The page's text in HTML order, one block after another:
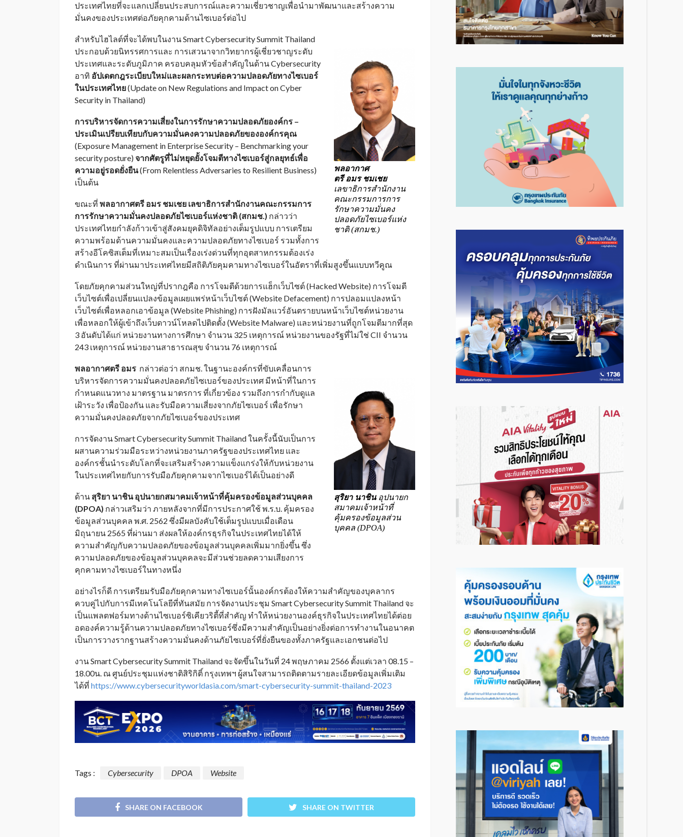
ประเทศไทยที่จะแลกเปลี่ยนประสบการณ์และความเชี่ยวชาญเพื่อนำมาพัฒนาและสร้างความ
มั่นคงของประเทศต่อภัยคุกคามด้านไซเบอร์ต่อไป
พลอากาศ
ตรี อมร ชมเชย
เลขาธิการสำนักงาน
คณะกรรมการการ
รักษาความมั่นคง
ปลอดภัยไซเบอร์แห่ง
ชาติ (สกมช.)
สำหรับไฮไลต์ที่จะได้พบในงาน Smart Cybersecurity Summit Thailand
ประกอบด้วยนิทรรศการและ การเสวนาจากวิทยากรผู้เชี่ยวชาญระดับ
ประเทศและระดับภูมิภาค ครอบคลุมหัวข้อสำคัญในด้าน Cybersecurity
อาทิ อัปเดตกฎระเบียบใหม่และผลกระทบต่อความปลอดภัยทางไซเบอร์
ในประเทศไทย(Update on New Regulations and Impact on Cyber
Security in Thailand)
การบริหารจัดการความเสี่ยงในการรักษาความปลอดภัยองค์กร –
ประเมินเปรียบเทียบกับความมั่นคงความปลอดภัยขององค์กรคุณ
(Exposure Management in Enterprise Security – Benchmarking your
security posture) จากศัตรูที่ไม่หยุดยั้งโจมตีทางไซเบอร์สู่กลยุทธ์เพื่อ
ความอยู่รอดยั่งยืน(From Relentless Adversaries to Resilient Business)
เป็นต้น
ขณะที่ พลอากาศตรี อมร ชมเชย เลขาธิการสำนักงานคณะกรรมการ
การรักษาความมั่นคงปลอดภัยไซเบอร์แห่งชาติ (สกมช.) กล่าวว่า
ประเทศไทยกำลังก้าวเข้าสู่สังคมยุคดิจิทัลอย่างเต็มรูปแบบ การเตรียม
ความพร้อมด้านความมั่นคงและความปลอดภัยทางไซเบอร์ รวมทั้งการ
สร้างอีโคซิสเต็มที่เหมาะสมเป็นเรื่องเร่งด่วนที่ทุกอุตสาหกรรมต้องเร่ง
ดำเนินการ ที่ผ่านมาประเทศไทยมีสถิติภัยคุมคามทางไซเบอร์ในอัตราที่เพิ่มสูงขึ้นแบบทวีคูณ
โดยภัยคุกคามส่วนใหญ่ที่ปรากฎคือ การโจมตีด้วยการแฮ็กเว็บไซต์ (Hacked Website) การโจมตี
เว็บไซต์เพื่อเปลี่ยนแปลงข้อมูลเผยแพร่หน้าเว็บไซต์ (Website Defacement) การปลอมแปลงหน้า
เว็บไซต์เพื่อหลอกเอาข้อมูล (Website Phishing) การฝังมัลแวร์อันตรายบนหน้าเว็บไซต์หน่วยงาน
เพื่อหลอกให้ผู้เข้าถึงเว็บดาวน์โหลดไปติดตั้ง (Website Malware) และหน่วยงานที่ถูกโจมตีมากที่สุด
3 อันดับได้แก่ หน่วยงานทางการศึกษา จำนวน 325 เหตุการณ์ หน่วยงานของรัฐที่ไม่ใช่ CII จำนวน
243 เหตุการณ์ หน่วยงานสาธารณสุข จำนวน 76 เหตุการณ์
สุริยา นาชินอุปนายก
สมาคมเจ้าหน้าที่
คุ้มครองข้อมูลส่วน
บุคคล (DPOA)
พลอากาศตรี อมร กล่าวต่อว่า สกมช. ในฐานะองค์กรที่ขับเคลื่อนการ
บริหารจัดการความมั่นคงปลอดภัยไซเบอร์ของประเทศ มีหน้าที่ในการ
กำหนดแนวทาง มาตรฐาน มาตรการ ที่เกี่ยวข้อง รวมถึงการกำกับดูแล
เฝ้าระวัง เพื่อป้องกัน และรับมือความเสี่ยงจากภัยไซเบอร์ เพื่อรักษา
ความมั่นคงปลอดภัยจากภัยไซเบอร์ของประเทศ
การจัดงาน Smart Cybersecurity Summit Thailand ในครั้งนี้นับเป็นการ
ผสานความร่วมมือระหว่างหน่วยงานภาครัฐของประเทศไทย และ
องค์กรชั้นนำระดับโลกที่จะเสริมสร้างความแข็งแกร่งให้กับหน่วยงาน
ในประเทศไทยกับการรับมือภัยคุกคามจากไซเบอร์ได้เป็นอย่างดี
ด้าน สุริยา นาชิน อุปนายกสมาคมเจ้าหน้าที่คุ้มครองข้อมูลส่วนบุคคล
(DPOA) กล่าวเสริมว่า ภายหลังจากที่มีการประกาศใช้ พ.ร.บ. คุ้มครอง
ข้อมูลส่วนบุคคล พ.ศ. 2562 ซึ่งมีผลบังคับใช้เต็มรูปแบบเมื่อเดือน
มิถุนายน 2565 ที่ผ่านมา ส่งผลให้องค์กรธุรกิจในประเทศไทยได้ให้
ความสำคัญกับความปลอดภัยของข้อมูลส่วนบุคคลเพิ่มมากยิ่งขึ้น ซึ่ง
ความปลอดภัยของข้อมูลส่วนบุคคลจะมีส่วนช่วยลดความเสียงการ
คุกคามทางไซเบอร์ในทางหนึ่ง
อย่างไรก็ดี การเตรียมรับมือภัยคุกคามทางไซเบอร์นั้นองค์กรต้องให้ความสำคัญของบุคลากร
ควบคู่ไปกับการมีเทคโนโลยีที่ทันสมัย การจัดงานประชุม Smart Cybersecurity Summit Thailand จะ
เป็นแพลตฟอร์มทางด้านไซเบอร์ซิเคียวริตี้ที่สำคัญ ทำให้หน่วยงานองค์ธุรกิจในประเทศไทยได้ต่อย
อดองค์ความรู้ด้านความปลอดภัยทางไซเบอร์ซึ่งมีความสำคัญเป็นอย่างยิ่งต่อการทำงานในอนาคต
เป็นการวางรากฐานสร้างความมั่นคงด้านภัยไซเบอร์ที่ยั่งยืนของทั้งภาครัฐและเอกชนต่อไป
งาน Smart Cybersecurity Summit Thailand จะจัดขึ้นในวันที่ 24 พฤษภาคม 2566 ตั้งแต่เวลา 08.15 –
18.00น. ณ ศูนย์ประชุมแห่งชาติสิริกิติ์ กรุงเทพฯ ผู้สนใจสามารถติดตามรายละเอียดข้อมูลเพิ่มเติม
ได้ที่ https://www.cybersecurityworldasia.com/smart-cybersecurity-summit-thailand-2023
Tags : Cybersecurity DPOA Website
SHARE ON FACEBOOK SHARE ON TWITTER